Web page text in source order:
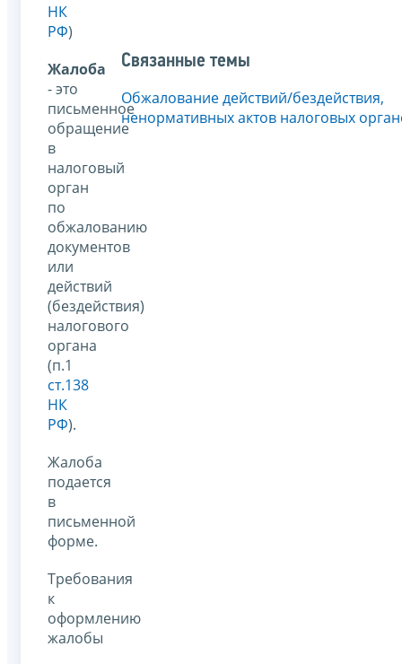
НК
РФ)
Жалоба
- это
письменное
обращение
в
налоговый
орган
по
обжалованию
документов
или
действий
(бездействия)
налогового
органа
(п.1
ст.138
НК
РФ).
Жалоба
подается
в
письменной
форме.
Требования
к
оформлению
жалобы
Связанные темы
Обжалование действий/бездействия,
ненормативных актов налоговых